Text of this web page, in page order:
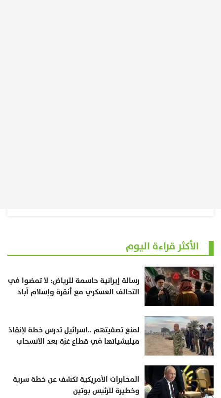
الأكثر قراءة اليوم
رسالة إيرانية حاسمة للرياض: لا تمضوا في
التحالف العسكري مع أنقرة وإسلام آباد
لمنع تصفيتهم ..اسرائيل تدرس خطة لإنقاذ
ميليشياتها في قطاع غزة بعد الانسحاب
المخابرات الأمريكية تكشف عن خطة سرية
وخطيرة للرئيس بوتين